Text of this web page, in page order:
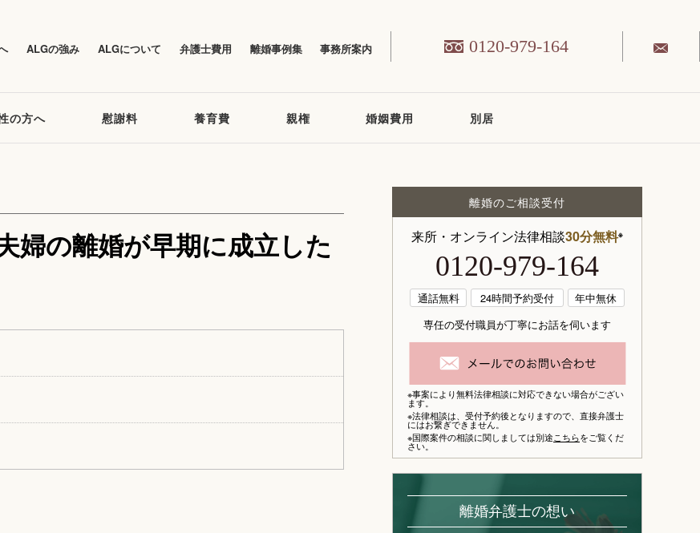
ALGの強み ALGについて 弁護士費用 離婚事例集 事務所案内 0120-979-164
の方へ 慰謝料 養育費 親権 婚姻費用 別居
婦の離婚が早期に成立した
離婚のご相談受付
来所・オンライン法律相談30分無料※
0120-979-164
通話無料 24時間予約受付
年中無休
専任の受付職員が丁寧にお話を伺います
※事案により無料法律相談に対応できない場合がござい
ます。
※法律相談は、 受付予約後となりますので、 直接弁護士
にはお繋ぎできません。
※国際案件の相談に関しましては別途こちらをご覧くだ
さい。
離婚弁護士の想い